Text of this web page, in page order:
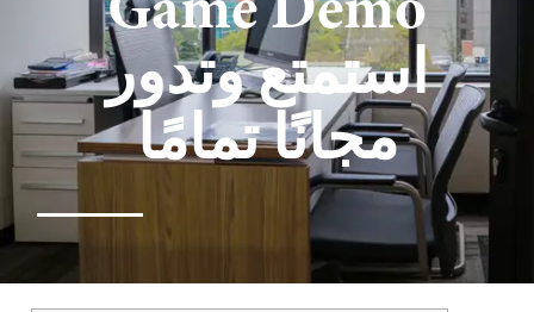
Game Demo
استمتع وتدور
مجانًا تمامًا